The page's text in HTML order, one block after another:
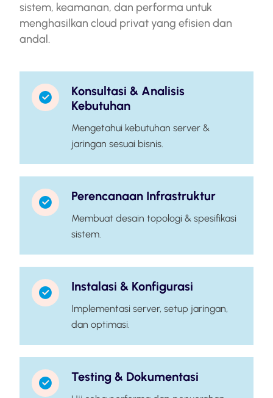
sistem, keamanan, dan performa untuk
menghasilkan cloud privat yang efisien dan
andal.
Konsultasi & Analisis
Kebutuhan
Mengetahui kebutuhan server &
jaringan sesuai bisnis.
Perencanaan Infrastruktur
Membuat desain topologi & spesifikasi
sistem.
Instalasi & Konfigurasi
Implementasi server, setup jaringan,
dan optimasi.
Testing & Dokumentasi